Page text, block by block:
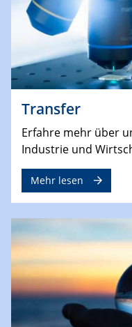
Transfer
Erfahre mehr über
Industrie und
Mehr lesen